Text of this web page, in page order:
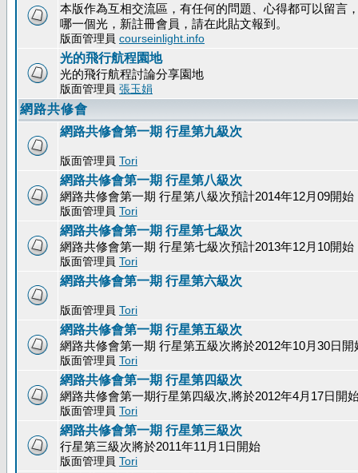
本版作為互相交流區，有任何的問題、心得都可以留言
哪一個光，新註冊會員，請在此貼文報到。
版面管理員 courseinlight.info
光的飛行航程園地
光的飛行航程討論分享園地
版面管理員 張玉娟
網路共修會
網路共修會第一期 行星第九級次
版面管理員 Tori
網路共修會第一期 行星第八級次
網路共修會第一期 行星第八級次預計2014年12月09開始
版面管理員 Tori
網路共修會第一期 行星第七級次
網路共修會第一期 行星第七級次預計2013年12月10開始
版面管理員 Tori
網路共修會第一期 行星第六級次
版面管理員 Tori
網路共修會第一期 行星第五級次
網路共修會第一期 行星第五級次將於2012年10月30日開
版面管理員 Tori
網路共修會第一期 行星第四級次
網路共修會第一期行星第四級次,將於2012年4月17日開
版面管理員 Tori
網路共修會第一期 行星第三級次
行星第三級次將於2011年11月1日開始
版面管理員 Tori